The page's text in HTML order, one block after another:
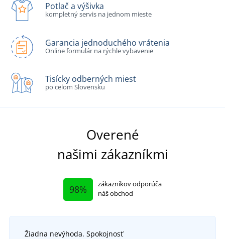
Potlač a výšivka
kompletný servis na jednom mieste
Garancia jednoduchého vrátenia
Online formulár na rýchle vybavenie
Tisícky odberných miest
po celom Slovensku
Overené
našimi zákazníkmi
98%
zákazníkov odporúča
náš obchod
Žiadna nevýhoda. Spokojnosť